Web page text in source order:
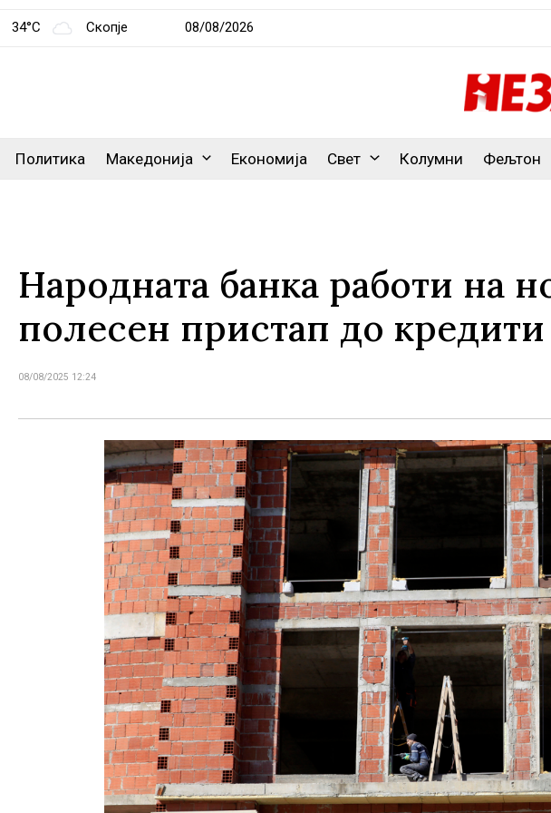
34°C Скопје 08/08/2026
Политика Македонија Економија Свет Колумни Фељтон
Народната банка работи на
полесен пристап до кредити
08/08/2025 12:24